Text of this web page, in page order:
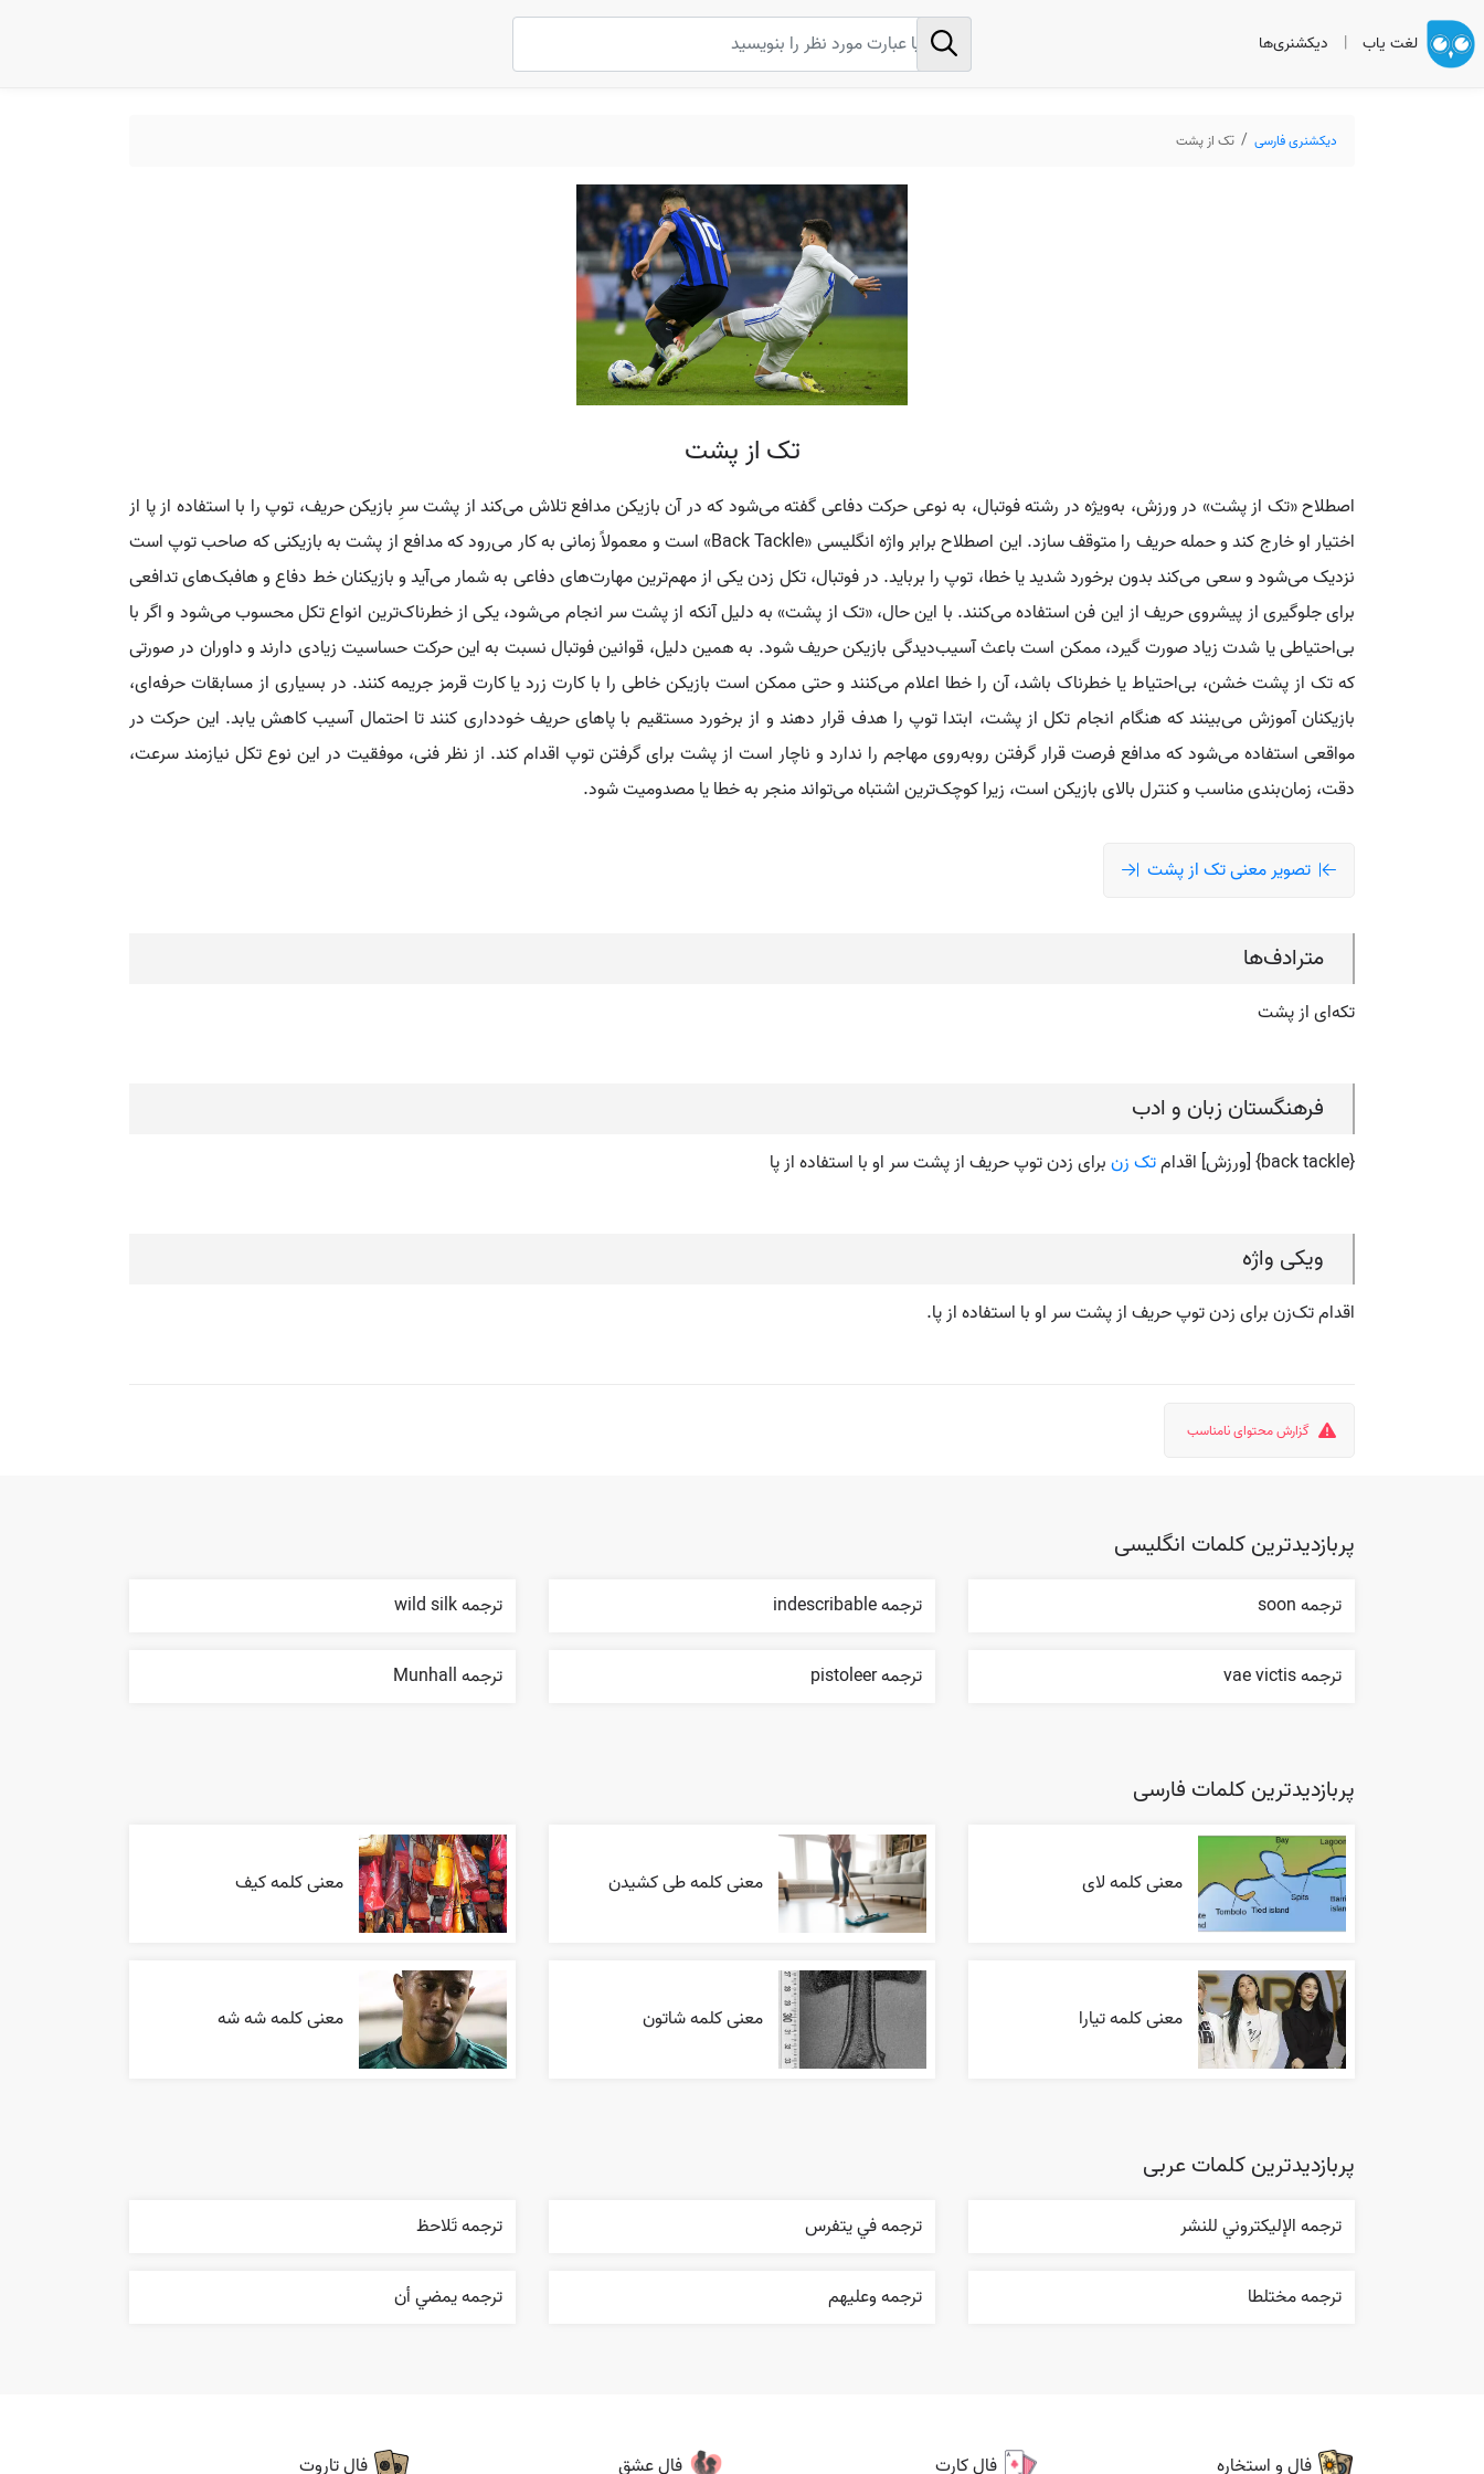
لغت یاب | دیکشنری‌ها
دیکشنری فارسی تک از پشت
تک از پشت
اصطلاح «تک از پشت» در ورزش، به‌ویژه در رشته فوتبال، به نوعی حرکت دفاعی گفته می‌شود که در آن بازیکن مدافع تلاش می‌کند از پشت سرِ بازیکن حریف، توپ را با استفاده از پا از
اختیار او خارج کند و حمله حریف را متوقف سازد. این اصطلاح برابر واژه انگلیسی «Back Tackle» است و معمولاً زمانی به کار می‌رود که مدافع از پشت به بازیکنی که صاحب توپ است
نزدیک می‌شود و سعی می‌کند بدون برخورد شدید یا خطا، توپ را برباید. در فوتبال، تکل زدن یکی از مهم‌ترین مهارت‌های دفاعی به شمار می‌آید و بازیکنان خط دفاع و هافبک‌های تدافعی
برای جلوگیری از پیشروی حریف از این فن استفاده می‌کنند. با این حال، «تک از پشت» به دلیل آنکه از پشت سر انجام می‌شود، یکی از خطرناک‌ترین انواع تکل محسوب می‌شود و اگر با
بی‌احتیاطی یا شدت زیاد صورت گیرد، ممکن است باعث آسیب‌دیدگی بازیکن حریف شود. به همین دلیل، قوانین فوتبال نسبت به این حرکت حساسیت زیادی دارند و داوران در صورتی
که تک از پشت خشن، بی‌احتیاط یا خطرناک باشد، آن را خطا اعلام می‌کنند و حتی ممکن است بازیکن خاطی را با کارت زرد یا کارت قرمز جریمه کنند. در بسیاری از مسابقات حرفه‌ای،
بازیکنان آموزش می‌بینند که هنگام انجام تکل از پشت، ابتدا توپ را هدف قرار دهند و از برخورد مستقیم با پاهای حریف خودداری کنند تا احتمال آسیب کاهش یابد. این حرکت در
مواقعی استفاده می‌شود که مدافع فرصت قرار گرفتن روبه‌روی مهاجم را ندارد و ناچار است از پشت برای گرفتن توپ اقدام کند. از نظر فنی، موفقیت در این نوع تکل نیازمند سرعت،
دقت، زمان‌بندی مناسب و کنترل بالای بازیکن است، زیرا کوچک‌ترین اشتباه می‌تواند منجر به خطا یا مصدومیت شود.
تصویر معنی تک از پشت
مترادف‌ها
تکه‌ای از پشت
فرهنگستان زبان و ادب
{back tackle} [ورزش] اقدام تک زنبرای زدن توپ حریف از پشت سر او با استفاده از پا
ویکی واژه
اقدام تک‌زن برای زدن توپ حریف از پشت سر او با استفاده از پا.
گزارش محتوای نامناسب
پربازدیدترین کلمات انگلیسی
ترجمه soon ترجمه indescribable ترجمه wild silk
ترجمه vae victis ترجمه pistoleer ترجمه Munhall
پربازدیدترین کلمات فارسی
معنی کلمه لای معنی کلمه طی کشیدن معنی کلمه کیف
معنی کلمه تیارا معنی کلمه شاتون معنی کلمه شه شه
پربازدیدترین کلمات عربی
ترجمه الإليکتروني للنشر ترجمه في يتفرس ترجمه تَلاحظ
ترجمه مختلطا ترجمه وعليهم ترجمه يمضي أن
فال و استخاره فال کارت فال عشق فال تاروت